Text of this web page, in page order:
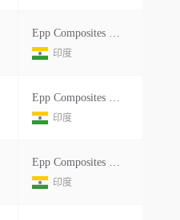
Epp Composites Private Limited
印度
Epp Composites Pvt Ltd.
印度
Epp Composites Pvt Ltd.
印度